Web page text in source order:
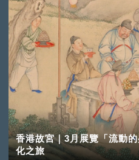
香港故宮｜3月展覽「流動
化之旅